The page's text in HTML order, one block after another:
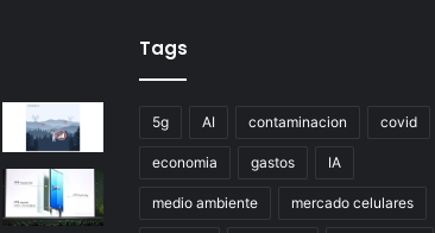
Tags
5g AI contaminacion covid
economia gastos IA
medio ambiente mercado celulares